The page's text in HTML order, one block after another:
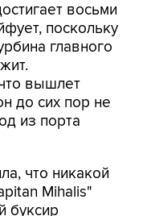
восьми
поскольку
главного
вышлет
до сих пор не
из порта
что никакой
Mihalis"
буксир